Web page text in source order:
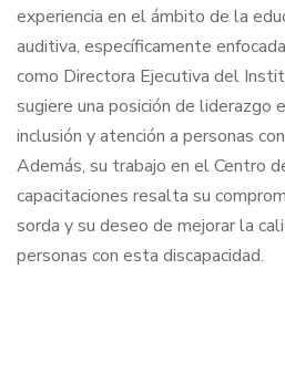
experiencia en el ámbito de la
auditiva, específicamente
como Directora Ejecutiva del
sugiere una posición de liderazgo
inclusión y atención a personas
Además, su trabajo en el Centro
capacitaciones resalta su
sorda y su deseo de mejorar la
personas con esta discapacidad.